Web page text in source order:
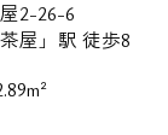
2-26-6
屋」駅 徒歩8